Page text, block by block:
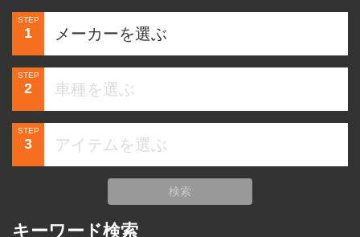
STEP
1
STEP
2
STEP
3
検索
キーワード検索